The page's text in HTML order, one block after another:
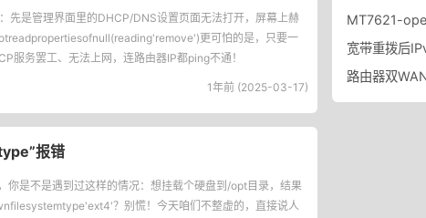
先是管理界面里的DHCP/DNS设置页面无法打开，屏幕上赫
更可怕的是，只要一
务罢工、无法上网，连路由器IP都ping不通！
1年前 (2025-03-17)
报错
你是不是遇到过这样的情况：想挂载个硬盘到/opt目录，结果
？别慌！今天咱们不整虚的，直接说人